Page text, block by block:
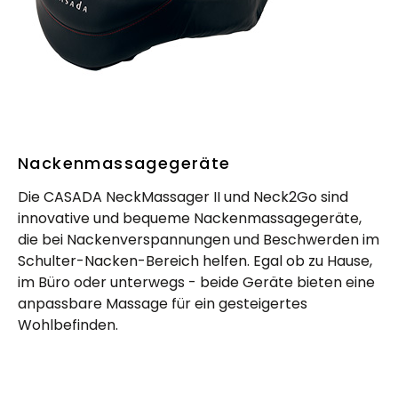
Nackenmassagegeräte
Die CASADA NeckMassager II und Neck2Go sind
innovative und bequeme Nackenmassagegeräte,
die bei Nackenverspannungen und Beschwerden im
Schulter-Nacken-Bereich helfen. Egal ob zu Hause,
im Büro oder unterwegs - beide Geräte bieten eine
anpassbare Massage für ein gesteigertes
Wohlbefinden.